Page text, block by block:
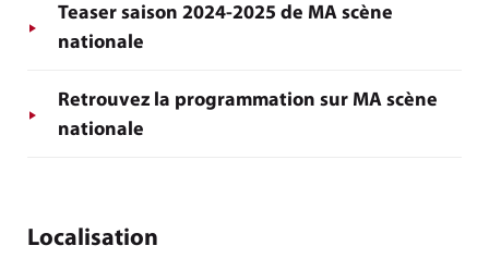
Teaser saison 2024-2025 de MA scène
nationale
Retrouvez la programmation sur MA scène
nationale
Localisation